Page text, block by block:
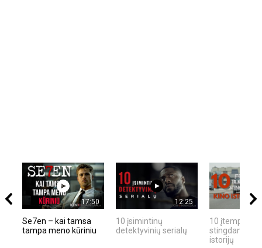
17:50
Se7en – kai tamsa
tampa meno kūriniu
12:25
10 įsimintinų
detektyvinių serialų
10 įtemptų,
stingdančių
istorijų